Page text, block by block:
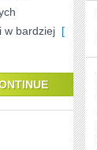
w bardziej [